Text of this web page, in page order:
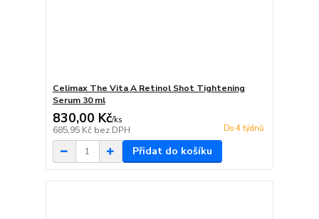
Celimax The Vita A Retinol Shot Tightening
Serum 30 ml
830,00 Kč/ks
685,95 Kč bez DPH Do 4 týdnů
Přidat do košíku